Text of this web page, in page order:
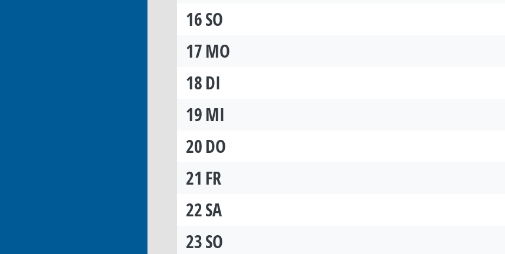
16SO
17MO
18DI
19MI
20DO
21 FR
22SA
23SO